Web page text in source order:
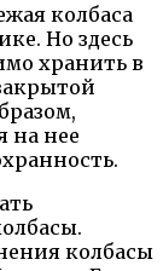
колбаса
Но здесь
хранить в
на нее
колбасы